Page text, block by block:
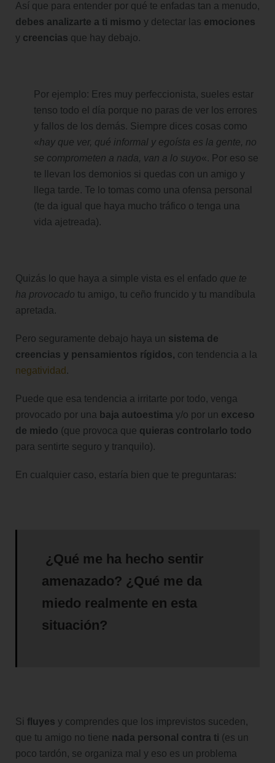
Así que para entender por qué te enfadas tan a menudo,
debes analizarte a ti mismo y detectar las emociones
y creencias que hay debajo.
Por ejemplo: Eres muy perfeccionista, sueles estar
tenso todo el día porque no paras de ver los errores
y fallos de los demás. Siempre dices cosas como
«hay que ver, qué informal y egoísta es la gente, no
se comprometen a nada, van a lo suyo«. Por eso se
te llevan los demonios si quedas con un amigo y
llega tarde. Te lo tomas como una ofensa personal
(te da igual que haya mucho tráfico o tenga una
vida ajetreada).
Quizás lo que haya a simple vista es el enfado que te
ha provocado tu amigo, tu ceño fruncido y tu mandíbula
apretada.
Pero seguramente debajo haya un sistema de
creencias y pensamientos rígidos, con tendencia a la
negatividad .
Puede que esa tendencia a irritarte por todo, venga
provocado por una baja autoestima y/o por un exceso
de miedo (que provoca que quieras controlarlo todo
para sentirte seguro y tranquilo).
En cualquier caso, estaría bien que te preguntaras:
¿Qué me ha hecho sentir
amenazado? ¿Qué me da
miedo realmente en esta
situación?
Si fluyes y comprendes que los imprevistos suceden,
que tu amigo no tiene nada personal contra ti (es un
poco tardón, se organiza mal y eso es un problema